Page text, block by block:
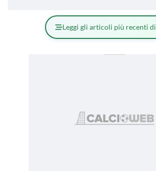
Leggi gli articoli più recenti di